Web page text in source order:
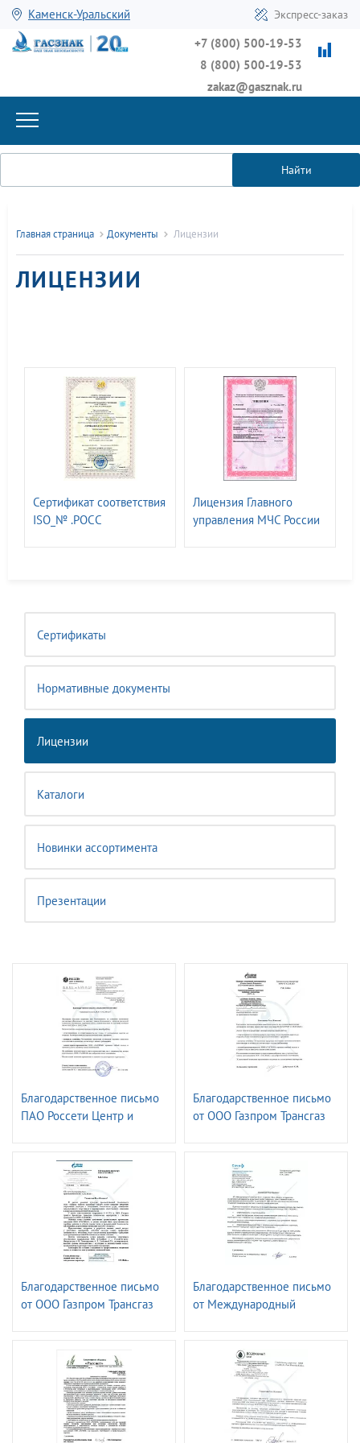
Каменск-Уральский Экспресс-заказ
+7 (800) 500-19-53
8 (800) 500-19-53
zakaz@gasznak.ru
Найти
Сертификаты
Нормативные документы
Лицензии
Каталоги
Новинки ассортимента
Презентации
Главная страница Документы Лицензии
ЛИЦЕНЗИИ
Сертификат соответствия
ISO_№ .РОСС
Лицензия Главного
управления МЧС России
пожарной безопасности
Благодарственное письмо
ПАО Россети Центр и
Благодарственное письмо
от ООО Газпром Трансгаз
Благодарственное письмо
от ООО Газпром Трансгаз
Благодарственное письмо
от Международный